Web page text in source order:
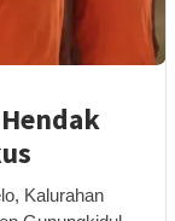
Kalurahan